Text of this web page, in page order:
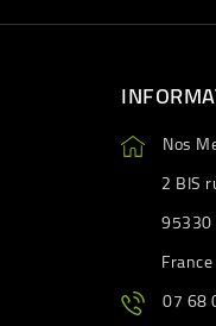
Nos
2 BIS
95330
07 68